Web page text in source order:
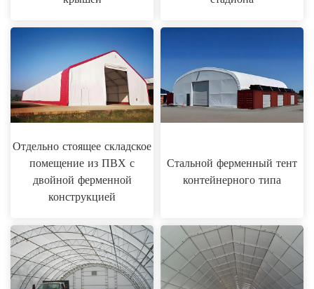
Отдельно стоящее складское
помещение из ПВХ с
двойной ферменной
конструкцией
Стальной ферменный тент
контейнерного типа